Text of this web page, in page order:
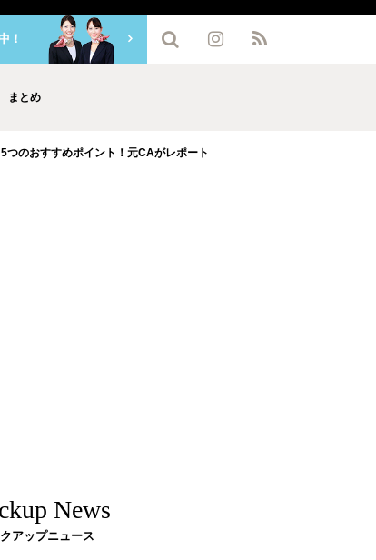
まとめ
！
つのおすすめポイント！元CAがレポート
News
アップニュース